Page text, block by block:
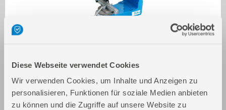
Diese Webseite verwendet Cookies
Wir verwenden Cookies, um Inhalte und Anzeigen zu
personalisieren, Funktionen für soziale Medien anbieten
zu können und die Zugriffe auf unsere Website zu
Sägekettenschärfgerät P 2300 A